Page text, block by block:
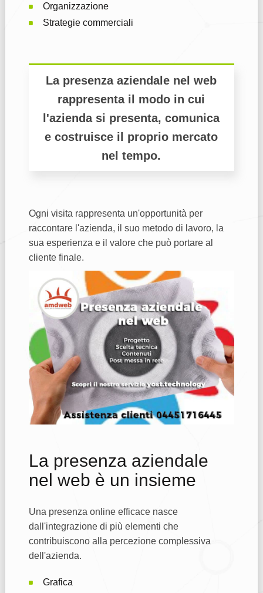
Organizzazione
Strategie commerciali
La presenza aziendale nel web
rappresenta il modo in cui
l'azienda si presenta, comunica
e costruisce il proprio mercato
nel tempo.
Ogni visita rappresenta un'opportunità per
raccontare l'azienda, il suo metodo di lavoro, la
sua esperienza e il valore che può portare al
cliente finale.
La presenza aziendale
nel web è un insieme
Una presenza online efficace nasce
dall'integrazione di più elementi che
contribuiscono alla percezione complessiva
dell'azienda.
Grafica